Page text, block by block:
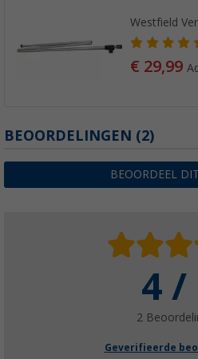
Westfield
€ 29,99
BEOORDELINGEN (2)
BEOORDEEL
4 /
2
Geverifieerde